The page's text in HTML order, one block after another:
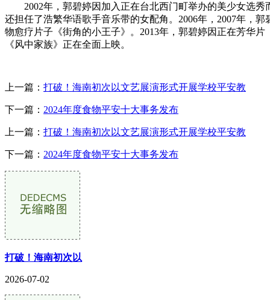
2002年，郭碧婷因加入正在台北西门町举办的美少女选秀
还担任了浩繁华语歌手音乐带的女配角。2006年，2007年，
物愈疗片子《街角的小王子》。2013年，郭碧婷因正在芳华
《风中家族》正在全面上映。
上一篇： 打破！海南初次以文艺展演形式开展学校平安教
下一篇： 2024年度食物平安十大事务发布
上一篇： 打破！海南初次以文艺展演形式开展学校平安教
下一篇： 2024年度食物平安十大事务发布
打破！海南初次以
2026-07-02